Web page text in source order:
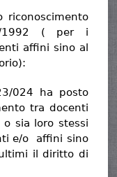
riconoscimento
1992 ( per i
affini sino al
024 ha posto
tra docenti
sia loro stessi
e/o affini sino
il diritto di